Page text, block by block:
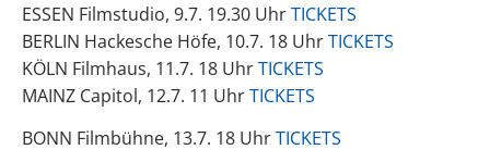
ESSEN Filmstudio, 9.7. 19.30 UhrTICKETS
BERLIN Hackesche Höfe, 10.7. 18 UhrTICKETS
KÖLN Filmhaus, 11.7. 18 UhrTICKETS
MAINZ Capitol, 12.7. 11 UhrTICKETS
BONN Filmbühne, 13.7. 18 UhrTICKETS